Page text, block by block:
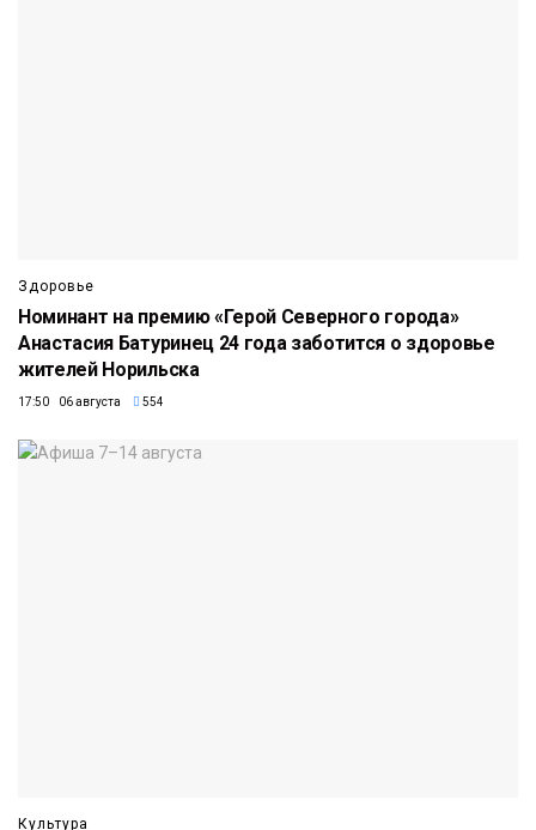
Здоровье
Номинант на премию «Герой Северного города»
Анастасия Батуринец 24 года заботится о здоровье
жителей Норильска
17:50 06 августа 554
Культура